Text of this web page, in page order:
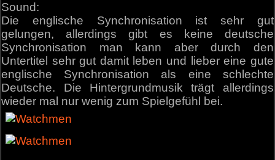
Sound:
Die englische Synchronisation ist sehr gut
gelungen, allerdings gibt es keine deutsche
Synchronisation man kann aber durch den
Untertitel sehr gut damit leben und lieber eine gute
englische Synchronisation als eine schlechte
Deutsche. Die Hintergrundmusik trägt allerdings
wieder mal nur wenig zum Spielgefühl bei.